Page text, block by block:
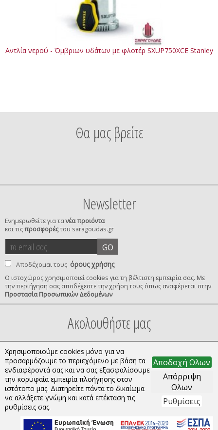
Αντλία νερού - Όμβριων υδάτων με φλοτέρ SXUP750XCE Stanley
Θα μας βρείτε
Newsletter
Ενημερωθείτε για τανέα προιόντα
και τιςπροσφορέςτου saragoudas.gr
το
email
σας
GO
Αποδέχομαι τους όρους χρήσης
Ο ιστοχώρος χρησιμοποιεί cookies για τη βέλτιστη εμπειρία σας. Με
την περιήγηση σας αποδέχεστε την χρήση τους όπως αναφέρεται στην
Προστασία Προσωπικών Δεδομένων
confirmation
Ακολουθήστε μας
Copyright © 2026 saragoudas.gr. All rights reserved.
Χρησιμοποιούμε cookies μόνο για να
προσαρμόζουμε το περιεχόμενο με βάση τα
ενδιαφέροντά σας και να σας εξασφαλίσουμε
την κορυφαία εμπειρία πλοήγησης στον
ιστότοπο μας. Διατηρείτε πάντα το δικαίωμα
να αλλάξετε γνώμη και κατά επέκταση τις
ρυθμίσεις σας.
Αποδοχή Ολων
Απόρριψη
Ολων
Ρυθμίσεις